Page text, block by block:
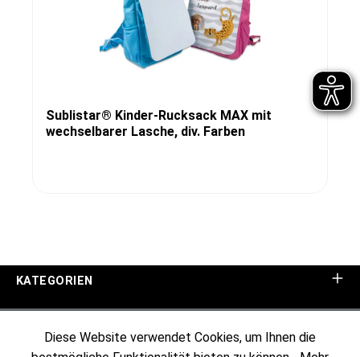
Sublistar® Kinder-Rucksack MAX mit
wechselbarer Lasche, div. Farben
KATEGORIEN
Diese Website verwendet Cookies, um Ihnen die